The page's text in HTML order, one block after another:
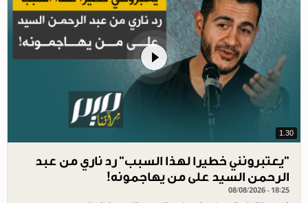
1.30
"يعتبرونني خطيرا لهذا السبب" رد ناري من عبد
الرحمن السيد على من يهاجمونه!
08/08/2026 - 18:25